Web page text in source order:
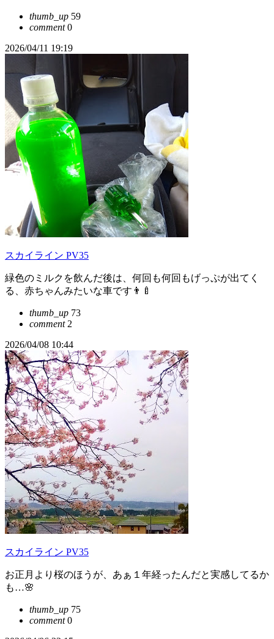
thumb_up 59
comment0
2026/04/11 19:19
スカイライン PV35
緑色のミルクを飲んだ後は、何回も何回もげっぷが出てく
る、赤ちゃんみたいな車です👨‍🍼
thumb_up 73
comment2
2026/04/08 10:44
スカイライン PV35
お正月より桜のほうが、あぁ１年経ったんだと実感してるか
も…🌸
thumb_up 75
comment0